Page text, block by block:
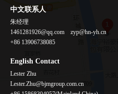
中文联系人
朱经理
1461281926@qq.com zyp@hn-yh.cn
+86 13906738085
English Contact
Lester Zhu
Lester.Zhu@bjmgroup.com.cn